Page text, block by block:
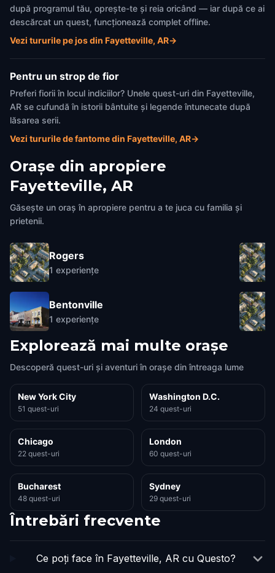
după programul tău, oprește-te și reia oricând — iar după ce ai
descărcat un quest, funcționează complet offline.
Vezi tururile pe jos din Fayetteville, AR→
Pentru un strop de fior
Preferi fiorii în locul indiciilor? Unele quest-uri din Fayetteville,
AR se cufundă în istorii bântuite și legende întunecate după
lăsarea serii.
Vezi tururile de fantome din Fayetteville, AR→
Orașe din apropiere
Fayetteville, AR
Găsește un oraș în apropiere pentru a te juca cu familia și
prietenii.
Rogers
1 experiențe
Bentonville
1 experiențe
Explorează mai multe orașe
Descoperă quest-uri și aventuri în orașe din întreaga lume
New York City
51 quest-uri
Washington D.C.
24 quest-uri
Chicago
22 quest-uri
London
60 quest-uri
Bucharest
48 quest-uri
Sydney
29 quest-uri
Întrebări frecvente
Ce poți face în Fayetteville, AR cu Questo?